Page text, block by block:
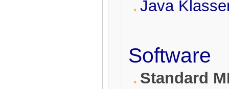
Java
Software
Standard